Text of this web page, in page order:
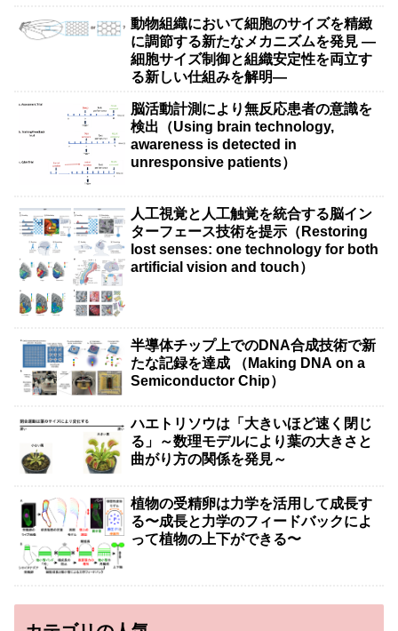
動物組織において細胞のサイズを精緻
に調節する新たなメカニズムを発見 ―
細胞サイズ制御と組織安定性を両立す
る新しい仕組みを解明―
脳活動計測により無反応患者の意識を
検出（Using brain technology,
awareness is detected in
unresponsive patients）
人工視覚と人工触覚を統合する脳イン
ターフェース技術を提示（Restoring
lost senses: one technology for both
artificial vision and touch）
半導体チップ上でのDNA合成技術で新
たな記録を達成 （Making DNA on a
Semiconductor Chip）
ハエトリソウは「大きいほど速く閉じ
る」～数理モデルにより葉の大きさと
曲がり方の関係を発見～
植物の受精卵は力学を活用して成長す
る〜成長と力学のフィードバックによ
って植物の上下ができる〜